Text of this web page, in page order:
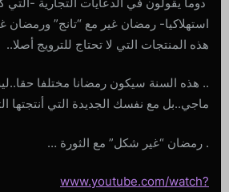
استهلاكيا- رمضان غير مع “تانج” ورمضان
هذه المنتجات التي لا تحتاج للترويج أصلا..
.. هذه السنة سيكون رمضانا مختلفا
ماجي..بل مع نفسك الجديدة التي أنتجتها
. رمضان “غير شكل” مع الثورة …
www.youtube.com/watch?